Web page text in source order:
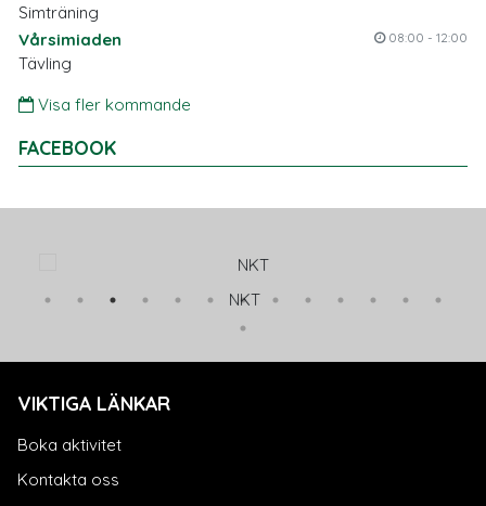
Simträning
Vårsimiaden
08:00 - 12:00
Tävling
Visa fler kommande
FACEBOOK
NKT
VIKTIGA LÄNKAR
Boka aktivitet
Kontakta oss